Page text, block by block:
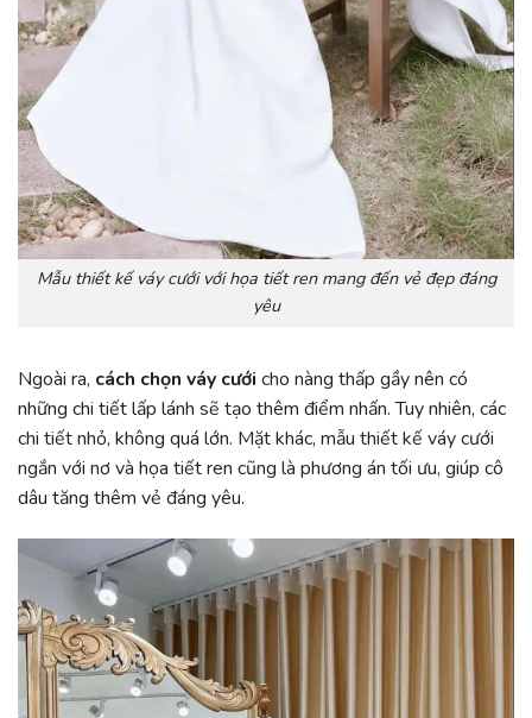
Mẫu thiết kế váy cưới với họa tiết ren mang đến vẻ đẹp đáng
yêu
Ngoài ra, cách chọn váy cưới cho nàng thấp gầy nên có
những chi tiết lấp lánh sẽ tạo thêm điểm nhấn. Tuy nhiên, các
chi tiết nhỏ, không quá lớn. Mặt khác, mẫu thiết kế váy cưới
ngắn với nơ và họa tiết ren cũng là phương án tối ưu, giúp cô
dâu tăng thêm vẻ đáng yêu.